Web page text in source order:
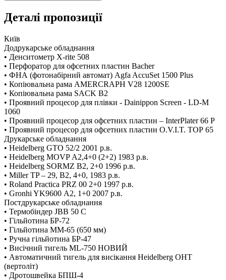
Деталі пропозиції
Київ
Додрукарське обладнання
• Денситометр X-rite 508
• Перфоратор для офсетних пластин Bacher
• ФНА (фотонабірний автомат) Agfa AccuSet 1500 Plus
• Копіювальна рама AMERCRAPH V28 1200SE
• Копіювальна рама SACK B2
• Проявний процесор для плівки - Dainippon Screen - LD-M
1060
• Проявний процесор для офсетних пластин – InterPlater 66 P
• Проявний процесор для офсетних пластин O.V.I.T. ТОР 65
Друкарське обладнання
• Heidelberg GTO 52/2 2001 р.в.
• Heidelberg MOVP А2,4+0 (2+2) 1983 р.в.
• Heidelberg SORMZ B2, 2+0 1996 р.в.
• Miller TP – 29, В2, 4+0, 1983 р.в.
• Roland Praсtica PRZ 00 2+0 1997 р.в.
• Gronhi YK9600 А2, 1+0 2007 р.в.
Постдрукарське обладнання
• Термобіндер JBB 50 C
• Гільйотина БР-72
• Гільйотина ММ-65 (650 мм)
• Ручна гільйотина БР-47
• Висічний тигель ML-750 НОВИЙ
• Автоматичний тигель для висікання Heidelberg OHT
(вертоліт)
• Дротошвейка БПШ-4